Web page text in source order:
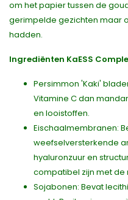
om het papier tussen de
gerimpelde gezichten maar
hadden.
Ingrediënten KaESS
Persimmon 'Kaki'
Vitamine C dan
en looistoffen.
Eischaalmembranen:
weefselversterkende
hyaluronzuur en
compatibel zijn met de
Sojabonen: Bevat